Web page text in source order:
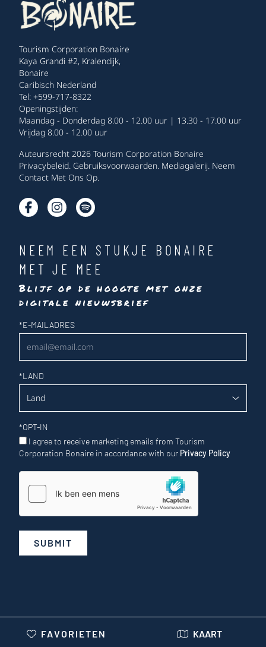
Tourism Corporation Bonaire
Kaya Grandi #2, Kralendijk,
Bonaire
Caribisch Nederland
Tel: +599-717-8322
Openingstijden:
Maandag - Donderdag 8.00 - 12.00 uur | 13.30 - 17.00 uur
Vrijdag 8.00 - 12.00 uur
Auteursrecht 2026 Tourism Corporation Bonaire
Privacybeleid. Gebruiksvoorwaarden. Mediagalerij. Neem
Contact Met Ons Op.
NEEM EEN STUKJE BONAIRE
MET JE MEE
Blijf op de hoogte met onze
digitale nieuwsbrief
Nieuwsbrief
*E-MAILADRES
*LAND
*OPT-IN
I agree to receive marketing emails from Tourism
Corporation Bonaire in accordance with our Privacy Policy
SUBMIT
FAVORIETEN KAART